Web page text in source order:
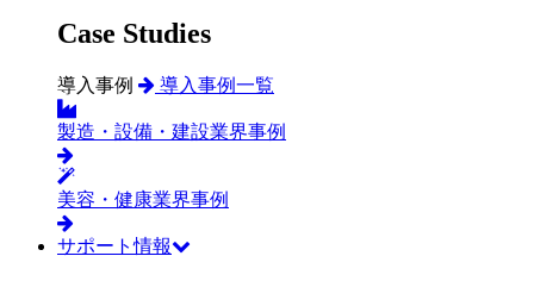
Case Studies
導入事例 導入事例一覧
製造・設備・建設業界事例
美容・健康業界事例
サポート情報